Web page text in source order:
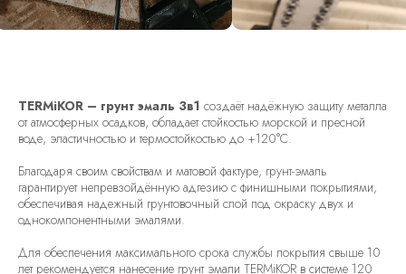
TERMiKOR – грунт эмаль 3в1 создаёт надёжную защиту металла
от атмосферных осадков, обладает стойкостью морской и пресной
воде, эластичностью и термостойкостью до +120°С.
Благодаря своим свойствам и матовой фактуре, грунт-эмаль
гарантирует непревзойдённую адгезию с финишными покрытиями,
обеспечивая надежный грунтовочный слой под окраску двух и
однокомпонентными эмалями.
Для обеспечения максимального срока службы покрытия свыше 10
лет рекомендуется нанесение грунт эмали TERMiKOR в системе 120